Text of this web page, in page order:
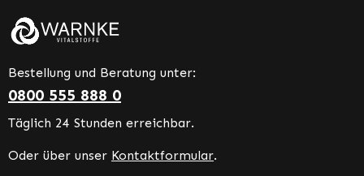
Bestellung und Beratung unter:
0800 555 888 0
Täglich 24 Stunden erreichbar.
Oder über unser Kontaktformular.